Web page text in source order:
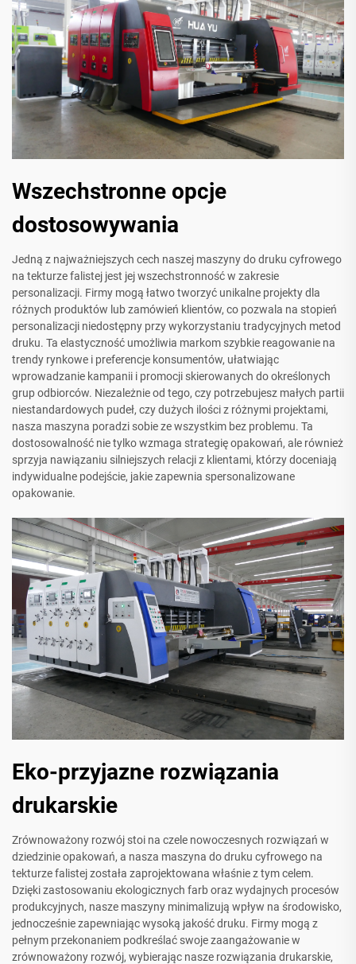
Wszechstronne opcje
dostosowywania
Jedną z najważniejszych cech naszej maszyny do druku cyfrowego
na tekturze falistej jest jej wszechstronność w zakresie
personalizacji. Firmy mogą łatwo tworzyć unikalne projekty dla
różnych produktów lub zamówień klientów, co pozwala na stopień
personalizacji niedostępny przy wykorzystaniu tradycyjnych metod
druku. Ta elastyczność umożliwia markom szybkie reagowanie na
trendy rynkowe i preferencje konsumentów, ułatwiając
wprowadzanie kampanii i promocji skierowanych do określonych
grup odbiorców. Niezależnie od tego, czy potrzebujesz małych partii
niestandardowych pudeł, czy dużych ilości z różnymi projektami,
nasza maszyna poradzi sobie ze wszystkim bez problemu. Ta
dostosowalność nie tylko wzmaga strategię opakowań, ale również
sprzyja nawiązaniu silniejszych relacji z klientami, którzy doceniają
indywidualne podejście, jakie zapewnia spersonalizowane
opakowanie.
Eko-przyjazne rozwiązania
drukarskie
Zrównoważony rozwój stoi na czele nowoczesnych rozwiązań w
dziedzinie opakowań, a nasza maszyna do druku cyfrowego na
tekturze falistej została zaprojektowana właśnie z tym celem.
Dzięki zastosowaniu ekologicznych farb oraz wydajnych procesów
produkcyjnych, nasze maszyny minimalizują wpływ na środowisko,
jednocześnie zapewniając wysoką jakość druku. Firmy mogą z
pełnym przekonaniem podkreślać swoje zaangażowanie w
zrównoważony rozwój, wybierając nasze rozwiązania drukarskie,